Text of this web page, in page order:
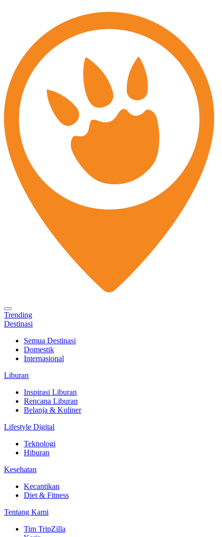
Trending
Destinasi
Semua Destinasi
Domestik
Internasional
Liburan
Inspirasi Liburan
Rencana Liburan
Belanja & Kuliner
Lifestyle Digital
Teknologi
Hiburan
Kesehatan
Kecantikan
Diet & Fitness
Tentang Kami
Tim TripZilla